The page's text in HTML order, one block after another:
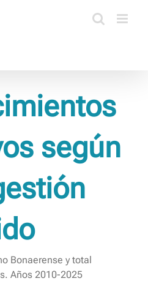
según
Bonaerense y total
Años 2010-2025